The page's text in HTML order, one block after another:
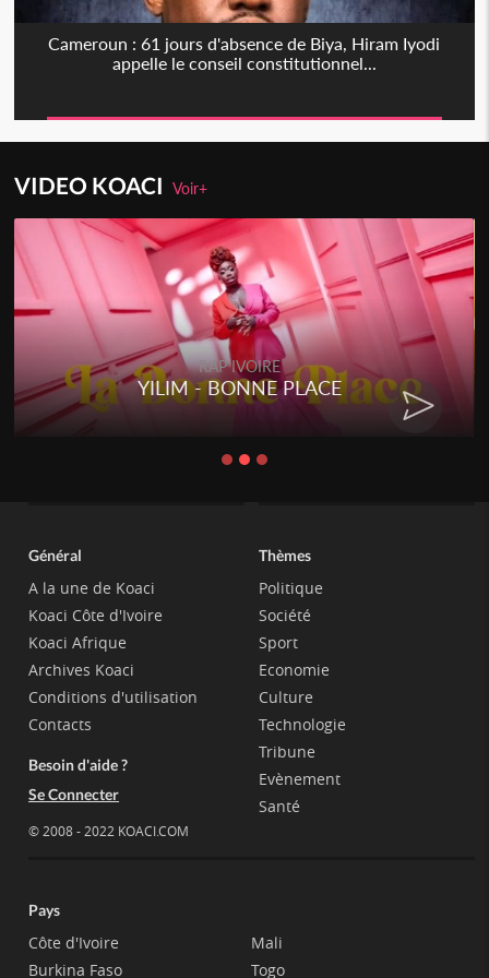
Cameroun : 61 jours d'absence de Biya, Hiram Iyodi
appelle le conseil constitutionnel...
VIDEO KOACIVoir+
RAP IVOIRE
YILIM - BONNE PLACE
Général
A la une de Koaci
Koaci Côte d'Ivoire
Koaci Afrique
Archives Koaci
Conditions d'utilisation
Contacts
Besoin d'aide ?
Se Connecter
© 2008 - 2022 KOACI.COM
Thèmes
Politique
Société
Sport
Economie
Culture
Technologie
Tribune
Evènement
Santé
Pays
Côte d'Ivoire
Burkina Faso
Mali
Togo